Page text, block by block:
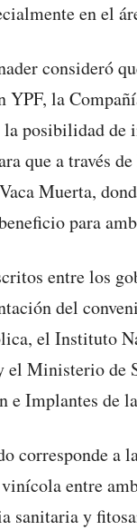
en el
consideró
YPF, la
posibilidad
que a través
Muerta,
para
entre los
del
el Instituto
el Ministerio de
e Implantes de
corresponde a
entre
sanitaria y